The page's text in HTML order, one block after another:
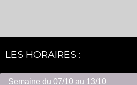
LES HORAIRES :